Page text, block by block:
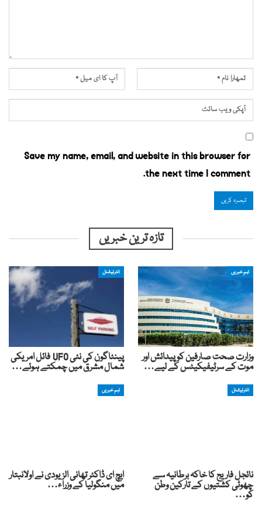
Save my name, email, and website in this browser for
the next time I comment.
تازہ ترین خبریں
اہم خبریں
وزارت صحت صارفین کو پیدائش اور
موت کے سرٹیفیکیٹس کے لیے…
انٹرنیشنل
پینٹاگون کی نئی UFO فائل امریکی
شمال مشرق میں چمکتے ہوئے…
انٹرنیشنل
نائجل فاریج کا خاکہ برطانیہ سے
چھوٹی کشتیوں کے تارکین وطن
کو…
اہم خبریں
ایچ ای ڈاکٹر تھانی الزیودی نے اولانبتار
میں منگولیا کے وزراء…